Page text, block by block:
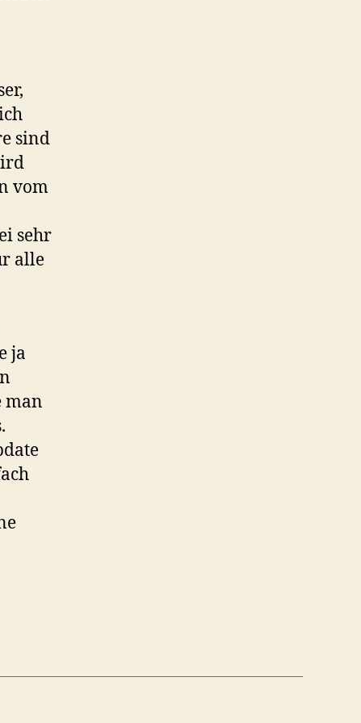
sind
vom
sehr
alle
ja
man